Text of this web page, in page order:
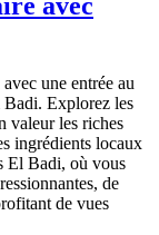
une entrée au
Explorez les
valeur les riches
ingrédients locaux
El Badi, où vous
de
de vues